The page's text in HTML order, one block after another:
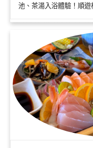
池、茶湯入浴體驗！順